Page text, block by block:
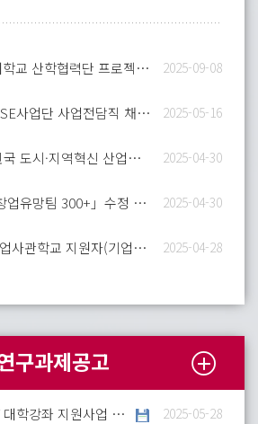
2025년 초당대학교 산학협력단 프로젝트 연구교수·연구원 채용 2025-09-08
초당대학교 RISE사업단 사업전담직 채용 공고 2025-05-16
「2025 대한민국 도시·지역혁신 산업박람회」 일정 알림 및 참여 안내 2025-04-30
「2025 학생 창업유망팀 300+」수정 공고 안내 2025-04-30
전남형 청년창업사관학교 지원자(기업) 모집 안내(최종) 2025-04-28
구과제공고
2025년 2학기 KPF 대학강좌 지원사업 안내 2025-05-28